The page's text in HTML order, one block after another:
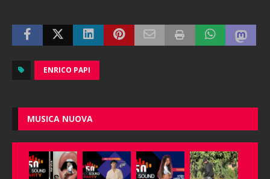
ENRICO PAPI
MUSICA NUOVA